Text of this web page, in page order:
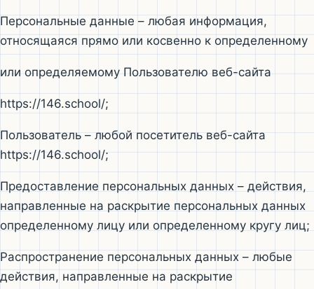
Персональные данные – любая информация,
относящаяся прямо или косвенно к определенному
или определяемому Пользователю веб-сайта
https://146.school/;
Пользователь – любой посетитель веб-сайта
https://146.school/;
Предоставление персональных данных – действия,
направленные на раскрытие персональных данных
определенному лицу или определенному кругу лиц;
Распространение персональных данных – любые
действия, направленные на раскрытие